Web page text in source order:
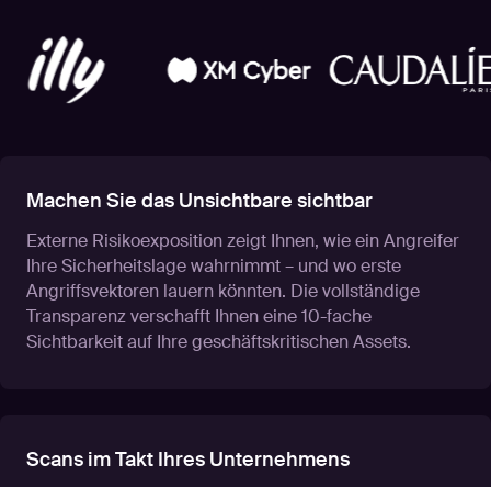
Machen Sie das Unsichtbare sichtbar
Externe Risikoexposition zeigt Ihnen, wie ein Angreifer
Ihre Sicherheitslage wahrnimmt – und wo erste
Angriffsvektoren lauern könnten. Die vollständige
Transparenz verschafft Ihnen eine 10-fache
Sichtbarkeit auf Ihre geschäftskritischen Assets.
Scans im Takt Ihres Unternehmens